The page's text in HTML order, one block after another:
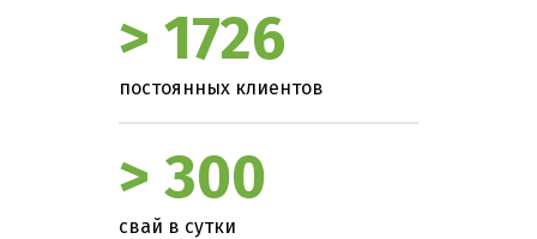
> 1726
постоянных клиентов
> 300
свай в сутки